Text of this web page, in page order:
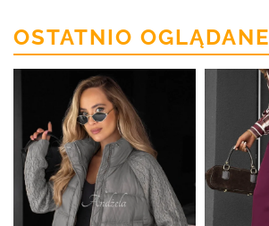
OSTATNIO OGLĄDANE